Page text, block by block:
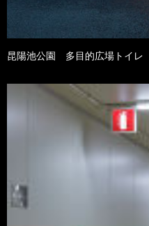
昆陽池公園 多目的広場トイレ